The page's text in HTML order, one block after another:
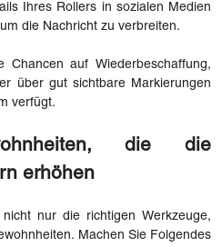
Ihres Rollers in sozialen Medien
die Nachricht zu verbreiten.
Chancen auf Wiederbeschaffung,
über gut sichtbare Markierungen
verfügt.
die die
erhöhen
nur die richtigen Werkzeuge,
Machen Sie Folgendes